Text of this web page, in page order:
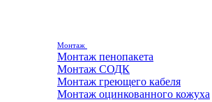
Монтаж
Монтаж пенопакета
Монтаж СОДК
Монтаж греющего кабеля
Монтаж оцинкованного кожуха